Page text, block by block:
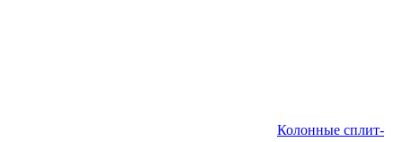
Колонные сплит-